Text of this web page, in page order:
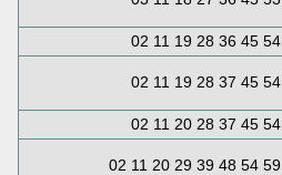
02 11 19 28 36 45 54
02 11 19 28 37 45 54
02 11 20 28 37 45 54
02 11 20 29 39 48 54 59